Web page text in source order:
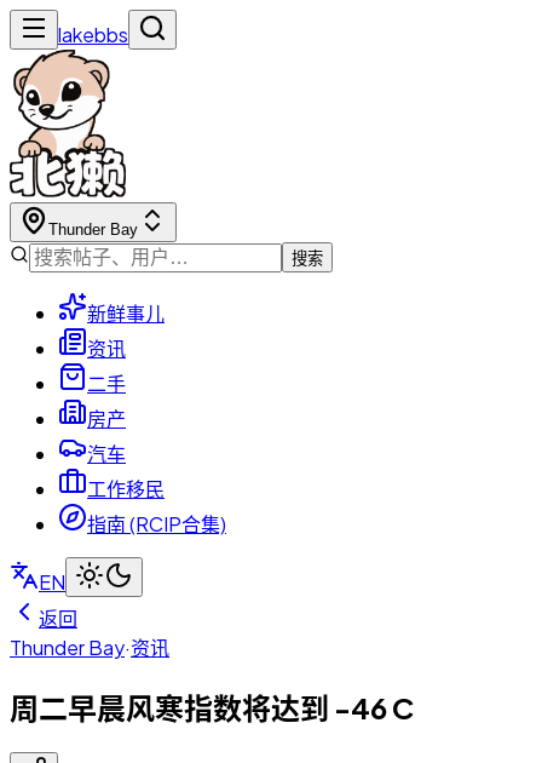
lakebbs
Thunder Bay
搜索
新鲜事儿
资讯
二手
房产
汽车
工作移民
指南 (RCIP合集)
EN
返回
Thunder Bay·资讯
周二早晨风寒指数将达到 -46 C